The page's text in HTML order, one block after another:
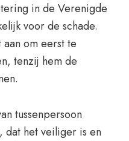
in de Verenigde
voor de schade.
om eerst te
tenzij hem de
tussenpersoon
dat het veiliger is en